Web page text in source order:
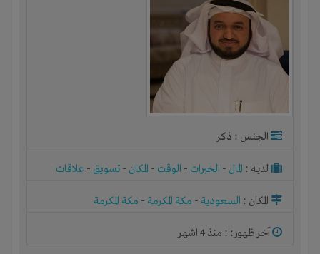
الجنس : ذكر
لديـه : المال - الخبرات - الوقت - المكان - تسويق - علاقات
المكان : السعودية - مكة المكرمة - مكة المكرمة
آخر ظهور: : منذ 4 اشهر